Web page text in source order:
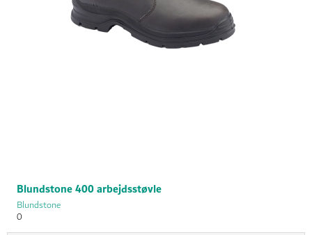
Blundstone 400 arbejdsstøvle
Blundstone
0